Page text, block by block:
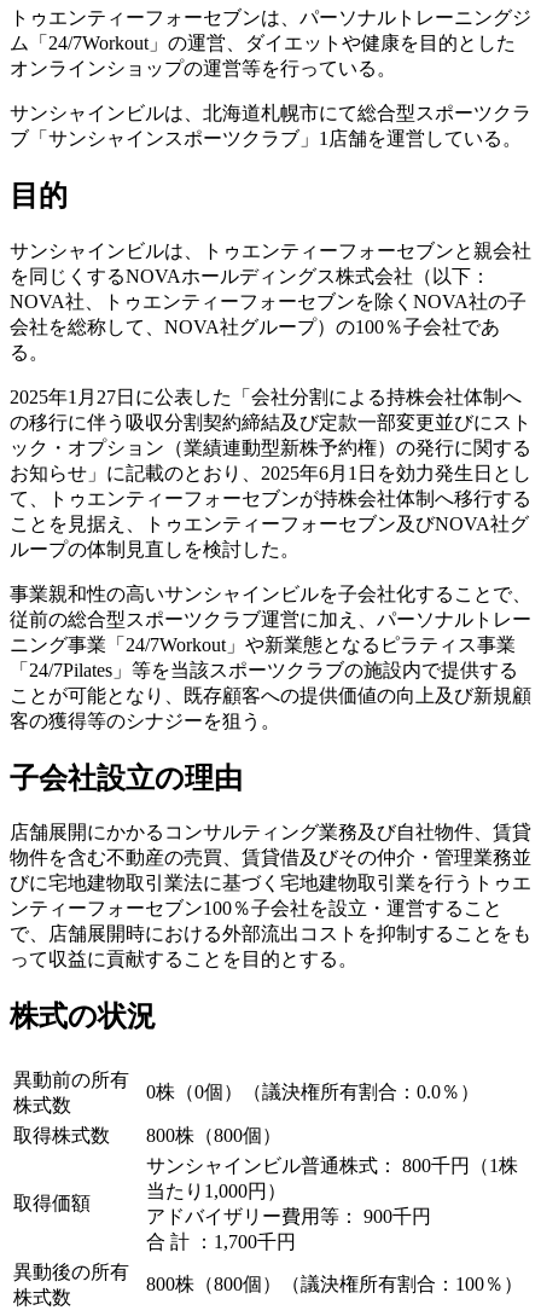
トゥエンティーフォーセブンは、パーソナルトレーニングジ
ム「24/7Workout」の運営、ダイエットや健康を目的とした
オンラインショップの運営等を行っている。
サンシャインビルは、北海道札幌市にて総合型スポーツクラ
ブ「サンシャインスポーツクラブ」1店舗を運営している。
目的
サンシャインビルは、トゥエンティーフォーセブンと親会社
を同じくするNOVAホールディングス株式会社（以下：
NOVA社、トゥエンティーフォーセブンを除くNOVA社の子
会社を総称して、NOVA社グループ）の100％子会社であ
る。
2025年1月27日に公表した「会社分割による持株会社体制へ
の移行に伴う吸収分割契約締結及び定款一部変更並びにスト
ック・オプション（業績連動型新株予約権）の発行に関する
お知らせ」に記載のとおり、2025年6月1日を効力発生日とし
て、トゥエンティーフォーセブンが持株会社体制へ移行する
ことを見据え、トゥエンティーフォーセブン及びNOVA社グ
ループの体制見直しを検討した。
事業親和性の高いサンシャインビルを子会社化することで、
従前の総合型スポーツクラブ運営に加え、パーソナルトレー
ニング事業「24/7Workout」や新業態となるピラティス事業
「24/7Pilates」等を当該スポーツクラブの施設内で提供する
ことが可能となり、既存顧客への提供価値の向上及び新規顧
客の獲得等のシナジーを狙う。
子会社設立の理由
店舗展開にかかるコンサルティング業務及び自社物件、賃貸
物件を含む不動産の売買、賃貸借及びその仲介・管理業務並
びに宅地建物取引業法に基づく宅地建物取引業を行うトゥエ
ンティーフォーセブン100％子会社を設立・運営すること
で、店舗展開時における外部流出コストを抑制することをも
って収益に貢献することを目的とする。
株式の状況
異動前の所有
株式数
0株（0個）（議決権所有割合：0.0％）
取得株式数 800株（800個）
取得価額
サンシャインビル普通株式： 800千円（1株
当たり1,000円）
アドバイザリー費用等： 900千円
合 計 ：1,700千円
異動後の所有
株式数
800株（800個）（議決権所有割合：100％）